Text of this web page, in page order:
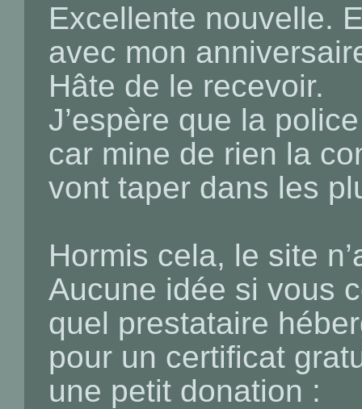
Excellente nouvelle.
avec mon
Hâte de le recevoir.
J’espère que la
car mine de rien la
vont taper dans les
Hormis cela, le site
Aucune idée si vous
quel prestataire
pour un certificat
une petit donation :